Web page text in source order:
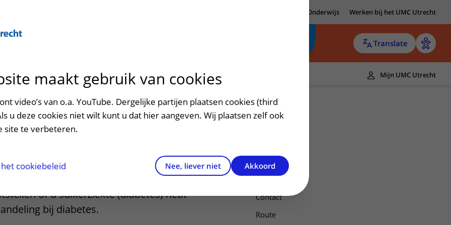
Onderwijs Werken bij het UMC Utrecht
Translate
patiëntportaal
het ziekenhuis
en voorzieningen
en veiligheid
Contact en route
Contactgegevens
Contact met polikliniek
Verwijzers
Teleconsult aanvragen
Zorgverlenersportaal
Mijn UMC Utrecht
Contact
Route
kunt u terecht om te laten
of u suikerziekte (diabetes) hebt
bij diabetes.
maakt gebruik van cookies
video’s van o.a. YouTube. Dergelijke partijen plaatsen cookies (third
u deze cookies niet wilt kunt u dat hier aangeven. Wij plaatsen zelf ook
site te verbeteren.
cookiebeleid Nee, liever niet Akkoord